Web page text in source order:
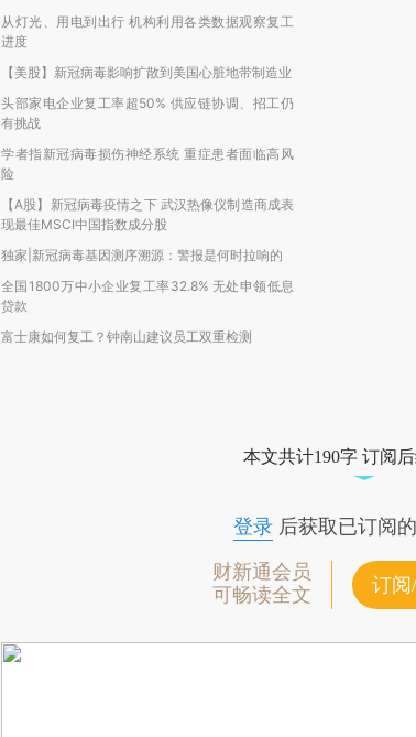
从灯光、用电到出行 机构利用各类数据观察复工
进度
【美股】新冠病毒影响扩散到美国心脏地带制造业
头部家电企业复工率超50% 供应链协调、招工仍
有挑战
学者指新冠病毒损伤神经系统 重症患者面临高风
险
【A股】新冠病毒疫情之下 武汉热像仪制造商成表
现最佳MSCI中国指数成分股
独家|新冠病毒基因测序溯源：警报是何时拉响的
全国1800万中小企业复工率32.8% 无处申领低息
贷款
富士康如何复工？钟南山建议员工双重检测
本文共计190字 订阅
登录后获取已订阅
财新通会员
可畅读全文
订阅